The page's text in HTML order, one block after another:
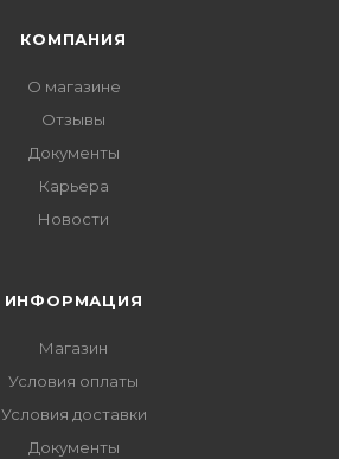
КОМПАНИЯ
О магазине
Отзывы
Документы
Карьера
Новости
ИНФОРМАЦИЯ
Магазин
Условия оплаты
Условия доставки
Документы